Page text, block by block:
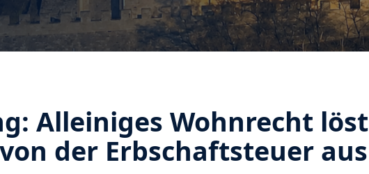
Alleiniges Wohnrecht löst
der Erbschaftsteuer aus